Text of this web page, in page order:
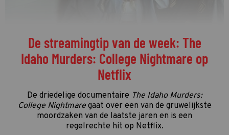
De streamingtip van de week: The
Idaho Murders: College Nightmare op
Netflix
De driedelige documentaire The Idaho Murders:
College Nightmaregaat over een van de gruwelijkste
moordzaken van de laatste jaren en is een
regelrechte hit op Netflix.